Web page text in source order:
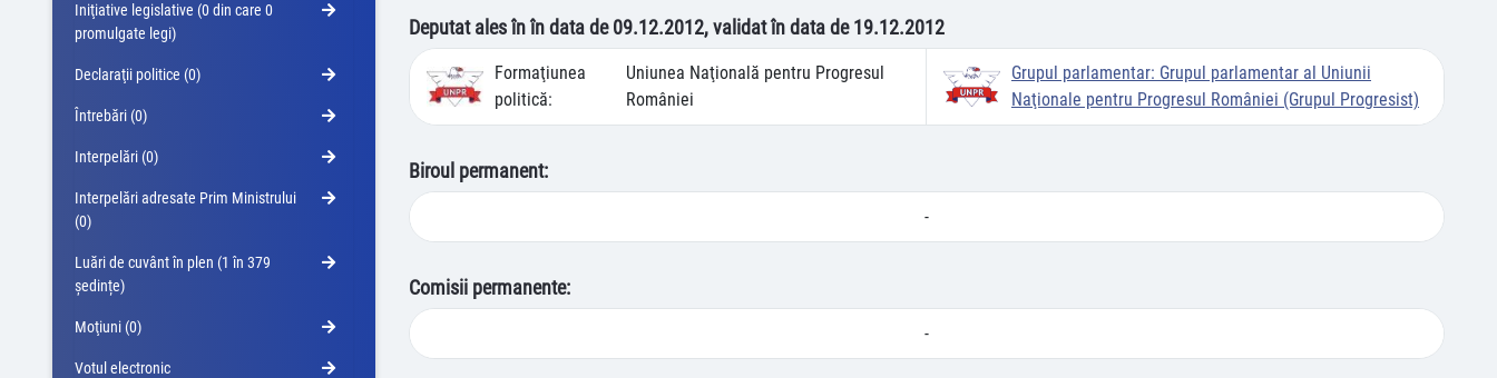
Iniţiative legislative (0 din care 0
promulgate legi)
Declaraţii politice (0)
Întrebări (0)
Interpelări (0)
Interpelări adresate Prim Ministrului
(0)
Luări de cuvânt în plen (1 în 379
ședințe)
Moţiuni (0)
Votul electronic
Deputat ales în în data de 09.12.2012, validat în data de 19.12.2012
Formaţiunea
politică:
Uniunea Naţională pentru Progresul
României
Grupul parlamentar: Grupul parlamentar al Uniunii
Naţionale pentru Progresul României (Grupul Progresist)
Biroul permanent:
-
Comisii permanente:
-